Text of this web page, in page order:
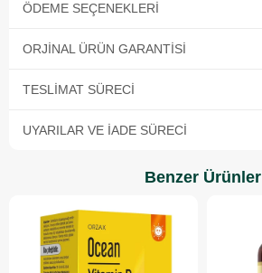
ÖDEME SEÇENEKLERI
ORJINAL ÜRÜN GARANTISI
TESLIMAT SÜRECI
UYARILAR VE İADE SÜRECI
Benzer Ürünler